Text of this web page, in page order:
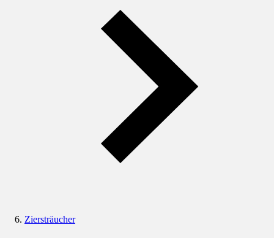
Ziersträucher